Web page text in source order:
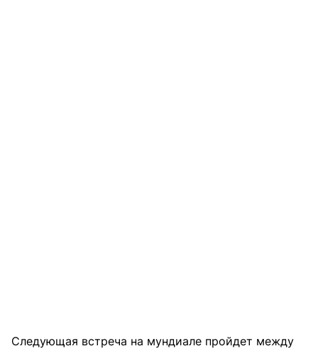
Cледующая встреча на мундиале пройдет между